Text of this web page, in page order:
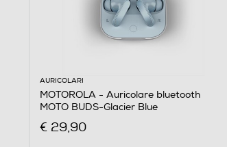
AURICOLARI
MOTOROLA - Auricolare bluetooth
MOTO BUDS-Glacier Blue
€ 29,90